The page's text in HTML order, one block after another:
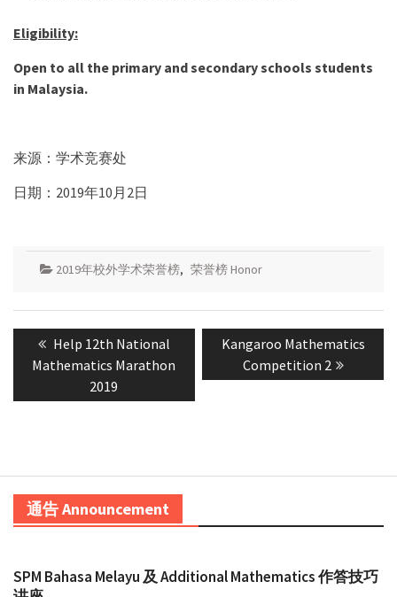
Eligibility:
Open to all the primary and secondary schools students
in Malaysia.
来源：学术竞赛处
日期：2019年10月2日
2019年校外学术荣誉榜, 荣誉榜 Honor
navigation
Previous
post:
Help 12th National
Mathematics Marathon
2019
Next
post:
Kangaroo Mathematics
Competition 2
通告 Announcement
SPM Bahasa Melayu 及 Additional Mathematics 作答技巧